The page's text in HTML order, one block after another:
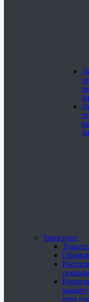
Транспорт
сети